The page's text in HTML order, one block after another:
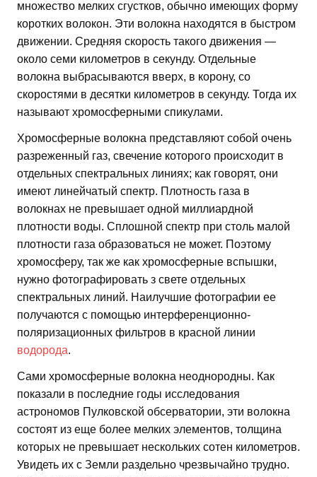
множество мелких сгустков, обычно имеющих форму
коротких волокон. Эти волокна находятся в быстром
движении. Средняя скорость такого движения —
около семи километров в секунду. Отдельные
волокна выбрасываются вверх, в корону, со
скоростями в десятки километров в секунду. Тогда их
называют хромосферными спикулами.
Хромосферные волокна представляют собой очень
разреженный газ, свечение которого происходит в
отдельных спектральных линиях; как говорят, они
имеют линейчатый спектр. Плотность газа в
волокнах не превышает одной миллиардной
плотности воды. Сплошной спектр при столь малой
плотности газа образоваться не может. Поэтому
хромосферу, так же как хромосферные вспышки,
нужно фотографировать з свете отдельных
спектральных линий. Наилучшие фотографии ее
получаются с помощью интерференционно-
поляризационных фильтров в красной линии
водорода.
Сами хромосферные волокна неоднородны. Как
показали в последние годы исследования
астрономов Пулковской обсерватории, эти волокна
состоят из еще более мелких элементов, толщина
которых не превышает нескольких сотен километров.
Увидеть их с Земли раздельно чрезвычайно трудно.